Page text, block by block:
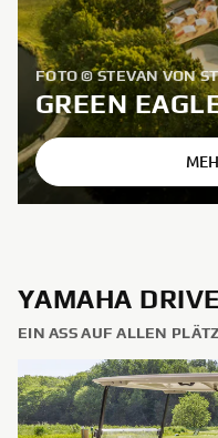
FOTO © STEVAN VON
GREEN
YAMAHA
EIN ASS AUF ALLEN